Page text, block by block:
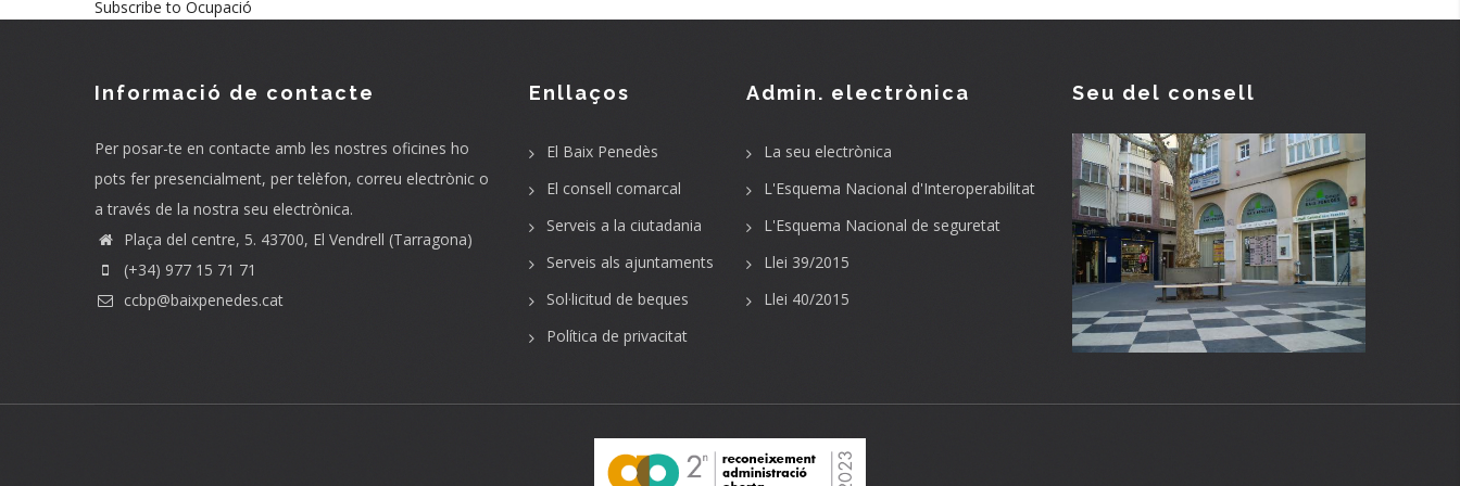
Subscribe to Ocupació
Informació de contacte
Per posar-te en contacte amb les nostres oficines ho
pots fer presencialment, per telèfon, correu electrònic o
a través de la nostra seu electrònica.
Plaça del centre, 5. 43700, El Vendrell (Tarragona)
(+34) 977 15 71 71
ccbp@baixpenedes.cat
Enllaços
El Baix Penedès
El consell comarcal
Serveis a la ciutadania
Serveis als ajuntaments
Sol·licitud de beques
Política de privacitat
Admin. electrònica
La seu electrònica
L'Esquema Nacional d'Interoperabilitat
L'Esquema Nacional de seguretat
Llei 39/2015
Llei 40/2015
Seu del consell